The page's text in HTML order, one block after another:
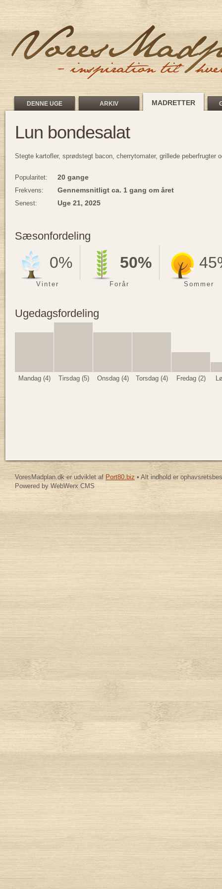
Lun bondesalat
Stegte kartofler, sprødstegt bacon, cherrytomater, grillede peberfrugter
Popularitet: 20 gange
Frekvens: Gennemsnitligt ca. 1 gang om året
Senest: Uge 21, 2025
Sæsonfordeling
0% 50%
Vinter Forår Sommer
Ugedagsfordeling
Mandag (4) Tirsdag (5) Onsdag (4) Torsdag (4) Fredag (2)
DENNE UGE ARKIV MADRETTER
VoresMadplan.dk er udviklet af Port80.biz • Alt indhold er
Powered by WebWerx CMS